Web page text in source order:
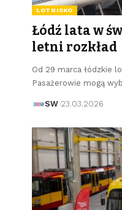
LOTNISKO
Łódź lata w
letni rozkład
Od 29 marca łódzkie
Pasażerowie mogą
SW 23.03.2026